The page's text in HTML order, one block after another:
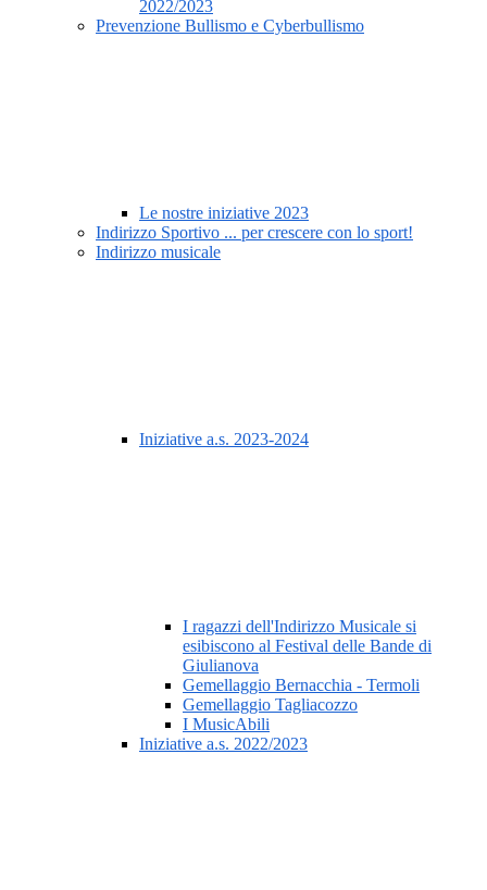
2022/2023
Prevenzione Bullismo e Cyberbullismo
Le nostre iniziative 2023
Indirizzo Sportivo ... per crescere con lo sport!
Indirizzo musicale
Iniziative a.s. 2023-2024
I ragazzi dell'Indirizzo Musicale si
esibiscono al Festival delle Bande di
Giulianova
Gemellaggio Bernacchia - Termoli
Gemellaggio Tagliacozzo
I MusicAbili
Iniziative a.s. 2022/2023